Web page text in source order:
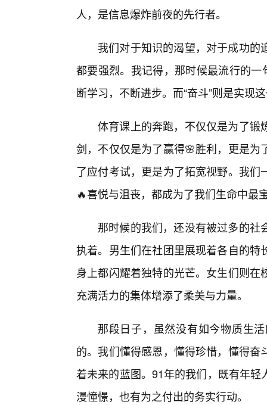
人，是信息爆炸前夜的先行者。
我们对于知识的渴望，对于成功
都要强烈。我记得，那时候最流行的
断学习，不断进步。而“奋斗”则是实现
体育课上的奔跑，不仅仅是为了锻
剑，不仅仅是为了赢得🌸胜利，更是
了应付考试，更是为了拓宽视野。我
🔥喜悦与沮丧，都成为了我们生命中最
那时候的我们，还没有被过多的
执着。男生们在社团里展现着各自的
身上都闪耀着独特的光芒。女生们则
充满活力的集体增添了柔美与力量。
那段日子，虽然没有如今物质生
的。我们懂得感恩，懂得珍惜，懂得
着未来的蓝图。91年的我们，既有年
漫憧憬，也有为之付出的务实行动。